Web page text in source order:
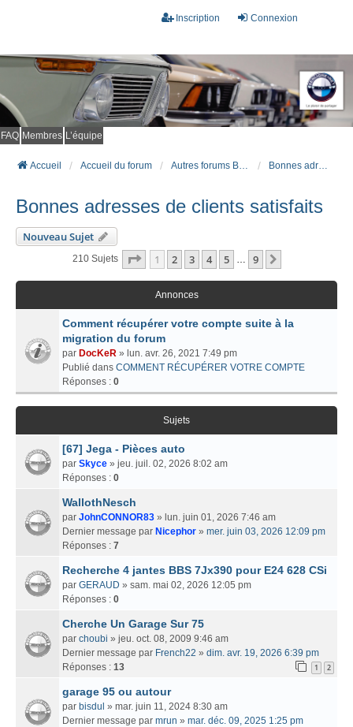
Connexion
Inscription
FAQ Membres L’équipe
Accueil Accueil du forum Autres forums BMW (Autour des BM) Bonnes adresses de clients satisfaits
Bonnes adresses de clients satisfaits
Nouveau Sujet
210 Sujets Page 1Sur9
1 2 3 4 5 … 9
Annonces
Comment récupérer votre compte suite à la
migration du forum
par DocKeR » lun. avr. 26, 2021 7:49 pm
Publié dans COMMENT RÉCUPÉRER VOTRE COMPTE
Réponses : 0
Sujets
[67] Jega - Pièces auto
par Skyce » jeu. juil. 02, 2026 8:02 am
Réponses : 0
WallothNesch
par JohnCONNOR83 » lun. juin 01, 2026 7:46 am
Dernier message par Nicephor » mer. juin 03, 2026 12:09 pm
Réponses : 7
Recherche 4 jantes BBS 7Jx390 pour E24 628 CSi
par GERAUD » sam. mai 02, 2026 12:05 pm
Réponses : 0
Cherche Un Garage Sur 75
par choubi » jeu. oct. 08, 2009 9:46 am
Dernier message par French22 » dim. avr. 19, 2026 6:39 pm
Réponses : 13 1 2
garage 95 ou autour
par bisdul » mar. juin 11, 2024 8:30 am
Dernier message par mrun » mar. déc. 09, 2025 1:25 pm